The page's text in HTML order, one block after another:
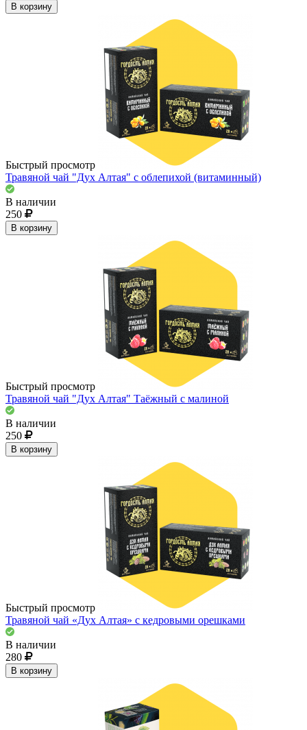
В корзину
Быстрый просмотр
Травяной чай "Дух Алтая" с облепихой (витаминный)
В наличии
250
В корзину
Быстрый просмотр
Травяной чай "Дух Алтая" Таёжный с малиной
В наличии
250
В корзину
Быстрый просмотр
Травяной чай «Дух Алтая» с кедровыми орешками
В наличии
280
В корзину